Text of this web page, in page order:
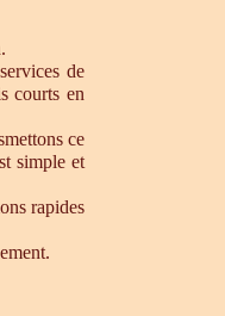
de
courts en
ce
simple et
rapides